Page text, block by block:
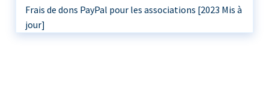
Frais de dons PayPal pour les associations [2023 Mis à
jour]